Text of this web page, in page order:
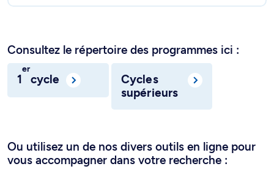
Consultez le répertoire des programmes ici :
1
er
cycle
Cycles
supérieurs
Ou utilisez un de nos divers outils en ligne pour
vous accompagner dans votre recherche :